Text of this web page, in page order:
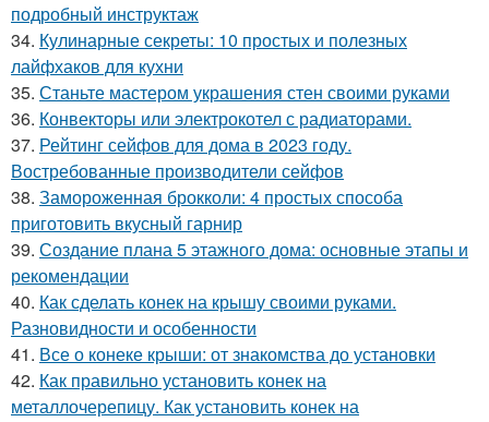
подробный инструктаж
34. Кулинарные секреты: 10 простых и полезных
лайфхаков для кухни
35. Станьте мастером украшения стен своими руками
36. Конвекторы или электрокотел с радиаторами.
37. Рейтинг сейфов для дома в 2023 году.
Востребованные производители сейфов
38. Замороженная брокколи: 4 простых способа
приготовить вкусный гарнир
39. Создание плана 5 этажного дома: основные этапы и
рекомендации
40. Как сделать конек на крышу своими руками.
Разновидности и особенности
41. Все о конеке крыши: от знакомства до установки
42. Как правильно установить конек на
металлочерепицу. Как установить конек на